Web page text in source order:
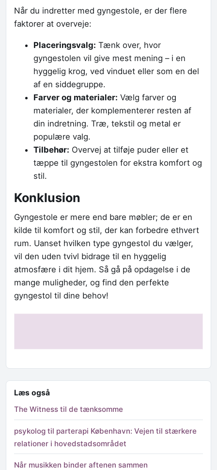
Når du indretter med gyngestole, er der flere
faktorer at overveje:
Placeringsvalg: Tænk over, hvor
gyngestolen vil give mest mening – i en
hyggelig krog, ved vinduet eller som en del
af en siddegruppe.
Farver og materialer: Vælg farver og
materialer, der komplementerer resten af
din indretning. Træ, tekstil og metal er
populære valg.
Tilbehør: Overvej at tilføje puder eller et
tæppe til gyngestolen for ekstra komfort og
stil.
Konklusion
Gyngestole er mere end bare møbler; de er en
kilde til komfort og stil, der kan forbedre ethvert
rum. Uanset hvilken type gyngestol du vælger,
vil den uden tvivl bidrage til en hyggelig
atmosfære i dit hjem. Så gå på opdagelse i de
mange muligheder, og find den perfekte
gyngestol til dine behov!
Læs også
The Witness til de tænksomme
psykolog til parterapi København: Vejen til stærkere
relationer i hovedstadsområdet
Når musikken binder aftenen sammen